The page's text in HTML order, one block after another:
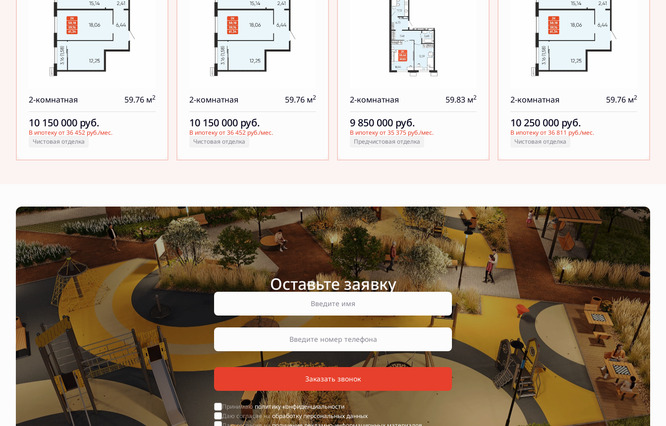
2-комнатная 59.76 м2
10 150 000 руб.
В ипотеку от 36 452 руб./мес.
Чистовая отделка
2-комнатная 59.76 м2
10 150 000 руб.
В ипотеку от 36 452 руб./мес.
Чистовая отделка
2-комнатная 59.83 м2
9 850 000 руб.
В ипотеку от 35 375 руб./мес.
Предчистовая отделка
2-комнатная 59.76 м2
10 250 000 руб.
В ипотеку от 36 811 руб./мес.
Чистовая отделка
Оставьте заявку
Заказать звонок
Принимаю политику конфиденциальности
Даю согласие наобработку персональных данных